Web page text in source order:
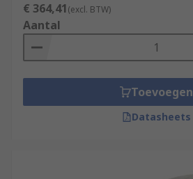
€ 364,41(excl. BTW)
Aantal
Toevoegen
Datasheets